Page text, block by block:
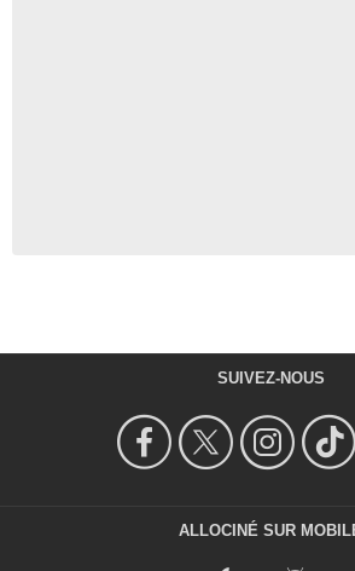
SUIVEZ-NOUS
ALLOCINÉ SUR